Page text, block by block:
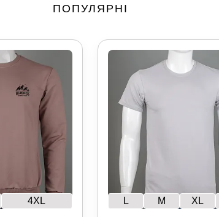
ПОПУЛЯРНІ
4XL L M XL